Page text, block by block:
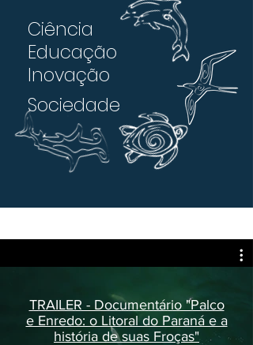
Ciência
Educação
Inovação
Sociedade
TRAILER - Documentário "Palco
e Enredo: o Litoral do Paraná e a
história de suas Froças"